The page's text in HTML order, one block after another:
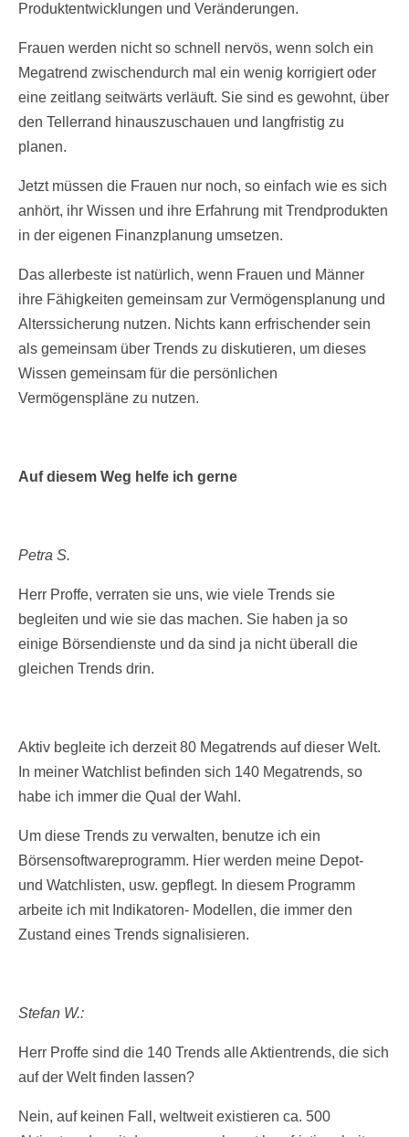
Produktentwicklungen und Veränderungen.
Frauen werden nicht so schnell nervös, wenn solch ein
Megatrend zwischendurch mal ein wenig korrigiert oder
eine zeitlang seitwärts verläuft. Sie sind es gewohnt, über
den Tellerrand hinauszuschauen und langfristig zu
planen.
Jetzt müssen die Frauen nur noch, so einfach wie es sich
anhört, ihr Wissen und ihre Erfahrung mit Trendprodukten
in der eigenen Finanzplanung umsetzen.
Das allerbeste ist natürlich, wenn Frauen und Männer
ihre Fähigkeiten gemeinsam zur Vermögensplanung und
Alterssicherung nutzen. Nichts kann erfrischender sein
als gemeinsam über Trends zu diskutieren, um dieses
Wissen gemeinsam für die persönlichen
Vermögenspläne zu nutzen.
Auf diesem Weg helfe ich gerne
Petra S.
Herr Proffe, verraten sie uns, wie viele Trends sie
begleiten und wie sie das machen. Sie haben ja so
einige Börsendienste und da sind ja nicht überall die
gleichen Trends drin.
Aktiv begleite ich derzeit 80 Megatrends auf dieser Welt.
In meiner Watchlist befinden sich 140 Megatrends, so
habe ich immer die Qual der Wahl.
Um diese Trends zu verwalten, benutze ich ein
Börsensoftwareprogramm. Hier werden meine Depot-
und Watchlisten, usw. gepflegt. In diesem Programm
arbeite ich mit Indikatoren- Modellen, die immer den
Zustand eines Trends signalisieren.
Stefan W.:
Herr Proffe sind die 140 Trends alle Aktientrends, die sich
auf der Welt finden lassen?
Nein, auf keinen Fall, weltweit existieren ca. 500